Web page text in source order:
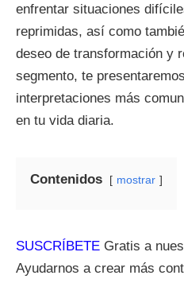
enfrentar situaciones
reprimidas, así como
deseo de transformación y
segmento, te
interpretaciones más
en tu vida diaria.
Contenidos mostrar
SUSCRÍBETE Gratis a
Ayudarnos a crear más